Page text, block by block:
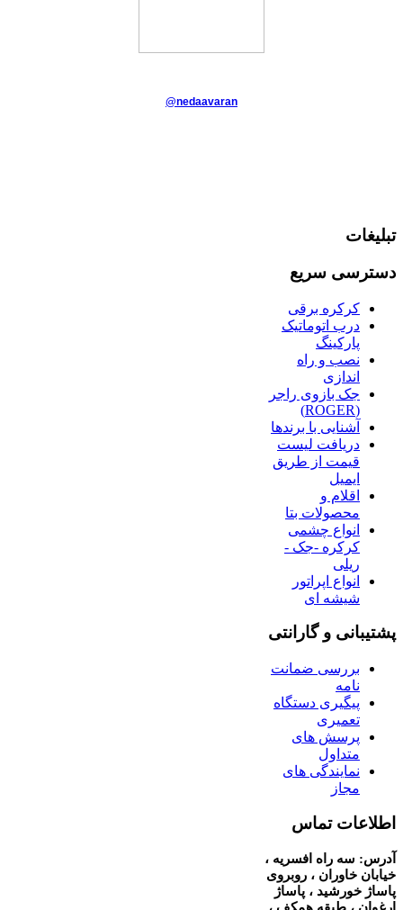
@nedaavaran
تبلیغات
دسترسی سریع
کرکره برقی
درب اتوماتیک
پارکینگ
نصب و راه
اندازی
جک بازوی راجر
(ROGER)
آشنایی با برندها
دریافت لیست
قیمت از طریق
ایمیل
اقلام و
محصولات بتا
انواع چشمی
کرکره -جک -
ریلی
انواع اپراتور
شیشه ای
پشتیبانی و گارانتی
بررسی ضمانت
نامه
پیگیری دستگاه
تعمیری
پرسش های
متداول
نمایندگی های
مجاز
اطلاعات تماس
آدرس: سه راه افسریه ،
خیابان خاوران ، روبروی
پاساژ خورشید ، پاساژ
ارغوان ، طبقه همکف ،